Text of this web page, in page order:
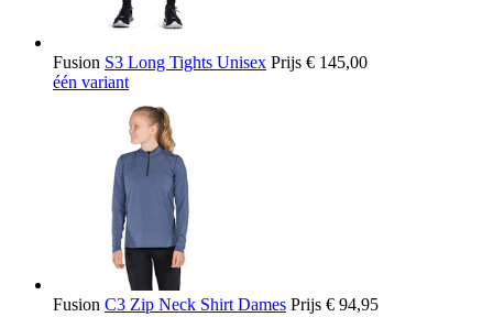
Fusion S3 Long Tights Unisex Prijs € 145,00
één variant
Fusion C3 Zip Neck Shirt Dames Prijs € 94,95